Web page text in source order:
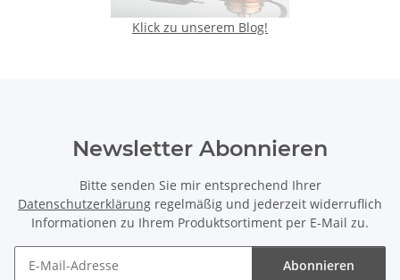
Klick zu unserem Blog!
Newsletter Abonnieren
Bitte senden Sie mir entsprechend Ihrer
Datenschutzerklärung regelmäßig und jederzeit widerruflich
Informationen zu Ihrem Produktsortiment per E-Mail zu.
Abonnieren